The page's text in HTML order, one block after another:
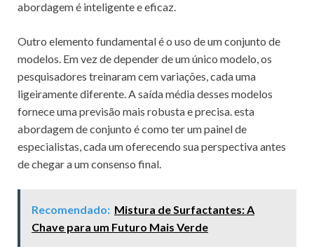
abordagem é inteligente e eficaz.
Outro elemento fundamental é o uso de um conjunto de
modelos. Em vez de depender de um único modelo, os
pesquisadores treinaram cem variações, cada uma
ligeiramente diferente. A saída média desses modelos
fornece uma previsão mais robusta e precisa. esta
abordagem de conjunto é como ter um painel de
especialistas, cada um oferecendo sua perspectiva antes
de chegar a um consenso final.
Recomendado: Mistura de Surfactantes: A
Chave para um Futuro Mais Verde